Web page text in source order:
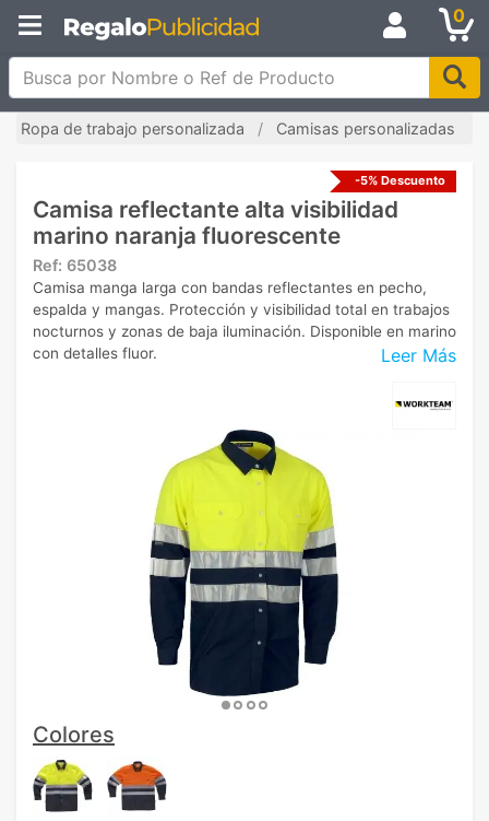
0
Busca por Nombre o Ref de Producto
Ropa de trabajo personalizada Camisas personalizadas
-5% Descuento
Camisa reflectante alta visibilidad
marino naranja fluorescente
Ref: 65038
Leer Más
Camisa manga larga con bandas reflectantes en pecho,
espalda y mangas. Protección y visibilidad total en trabajos
nocturnos y zonas de baja iluminación. Disponible en marino
con detalles fluor.
Colores